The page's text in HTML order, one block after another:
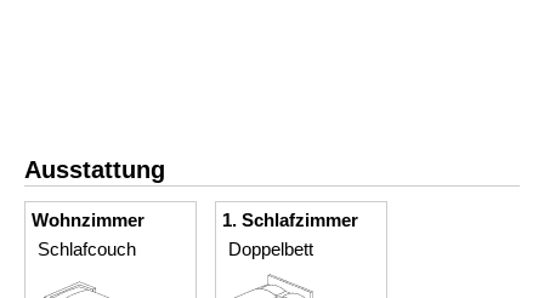
Ausstattung
Wohnzimmer
Schlafcouch
1. Schlafzimmer
Doppelbett